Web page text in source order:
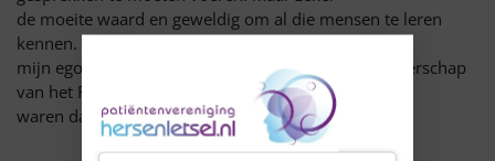
de moeite waard en geweldig om al die mensen te leren
kennen. En als enorm pluspunt werd
mijn ego ook nog eens gestreeld: de docenten Burgerschap
van het ROC Amsterdam die er
waren dachten dat ook ik een docent was.